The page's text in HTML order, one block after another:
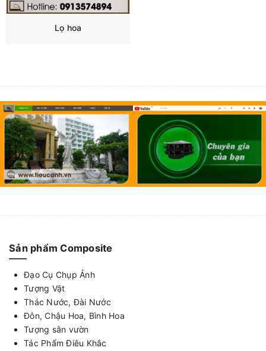
Lọ hoa
Sản phẩm Composite
Đạo Cụ Chụp Ảnh
Tượng Vật
Thác Nước, Đài Nước
Đôn, Chậu Hoa, Bình Hoa
Tượng sân vườn
Tác Phẩm Điêu Khắc